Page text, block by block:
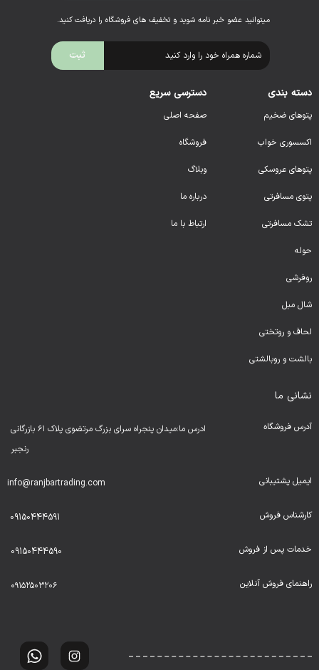
میتوانید عضو خبر نامه شوید و تخفیف های فروشگاه را دریافت کنید.
دسته بندی
پتوهای ضخیم
اکسسوری خواب
پتوهای عروسکی
پتوی مسافرتی
تشک مسافرتی
حوله
روفرشی
شال مبل
لحاف و روتختی
بالشت و روبالشتی
دسترسی سریع
صفحه اصلی
فروشگاه
وبلاگ
درباره ما
ارتباط با ما
نشانی ما
آدرس فروشگاه
ادرس ما:میدان پنجراه سرای بزرگ مرتضوی پلاک ۶۱ بازرگانی
رنجبر
ایمیل پشتیبانی info@ranjbartrading.com
کارشناس فروش 09150444591
خدمات پس از فروش 09150444590
راهنمای فروش آنلاین ۰۹۱۵۲۵۰۳۲۰۶